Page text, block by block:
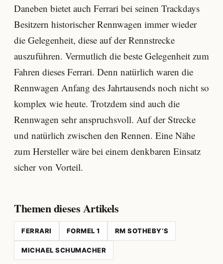
Daneben bietet auch Ferrari bei seinen Trackdays
Besitzern historischer Rennwagen immer wieder
die Gelegenheit, diese auf der Rennstrecke
auszuführen. Vermutlich die beste Gelegenheit zum
Fahren dieses Ferrari. Denn natürlich waren die
Rennwagen Anfang des Jahrtausends noch nicht so
komplex wie heute. Trotzdem sind auch die
Rennwagen sehr anspruchsvoll. Auf der Strecke
und natürlich zwischen den Rennen. Eine Nähe
zum Hersteller wäre bei einem denkbaren Einsatz
sicher von Vorteil.
Themen dieses Artikels
FERRARI FORMEL 1 RM SOTHEBY’S
MICHAEL SCHUMACHER